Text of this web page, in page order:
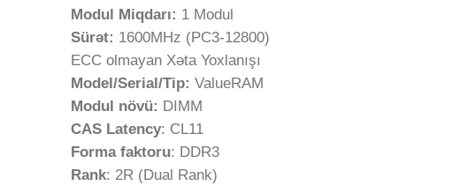
Modul Miqdarı: 1 Modul
Sürət: 1600MHz (PC3-12800)
ECC olmayan Xəta Yoxlanışı
Model/Serial/Tip: ValueRAM
Modul növü: DIMM
CAS Latency: CL11
Forma faktoru: DDR3
Rank: 2R (Dual Rank)